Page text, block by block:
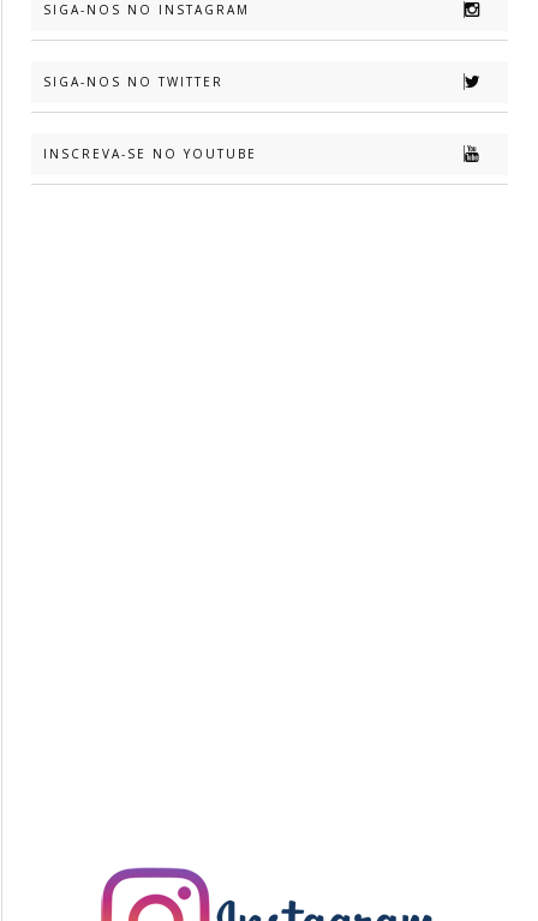
SIGA-NOS NO INSTAGRAM
SIGA-NOS NO TWITTER
INSCREVA-SE NO YOUTUBE